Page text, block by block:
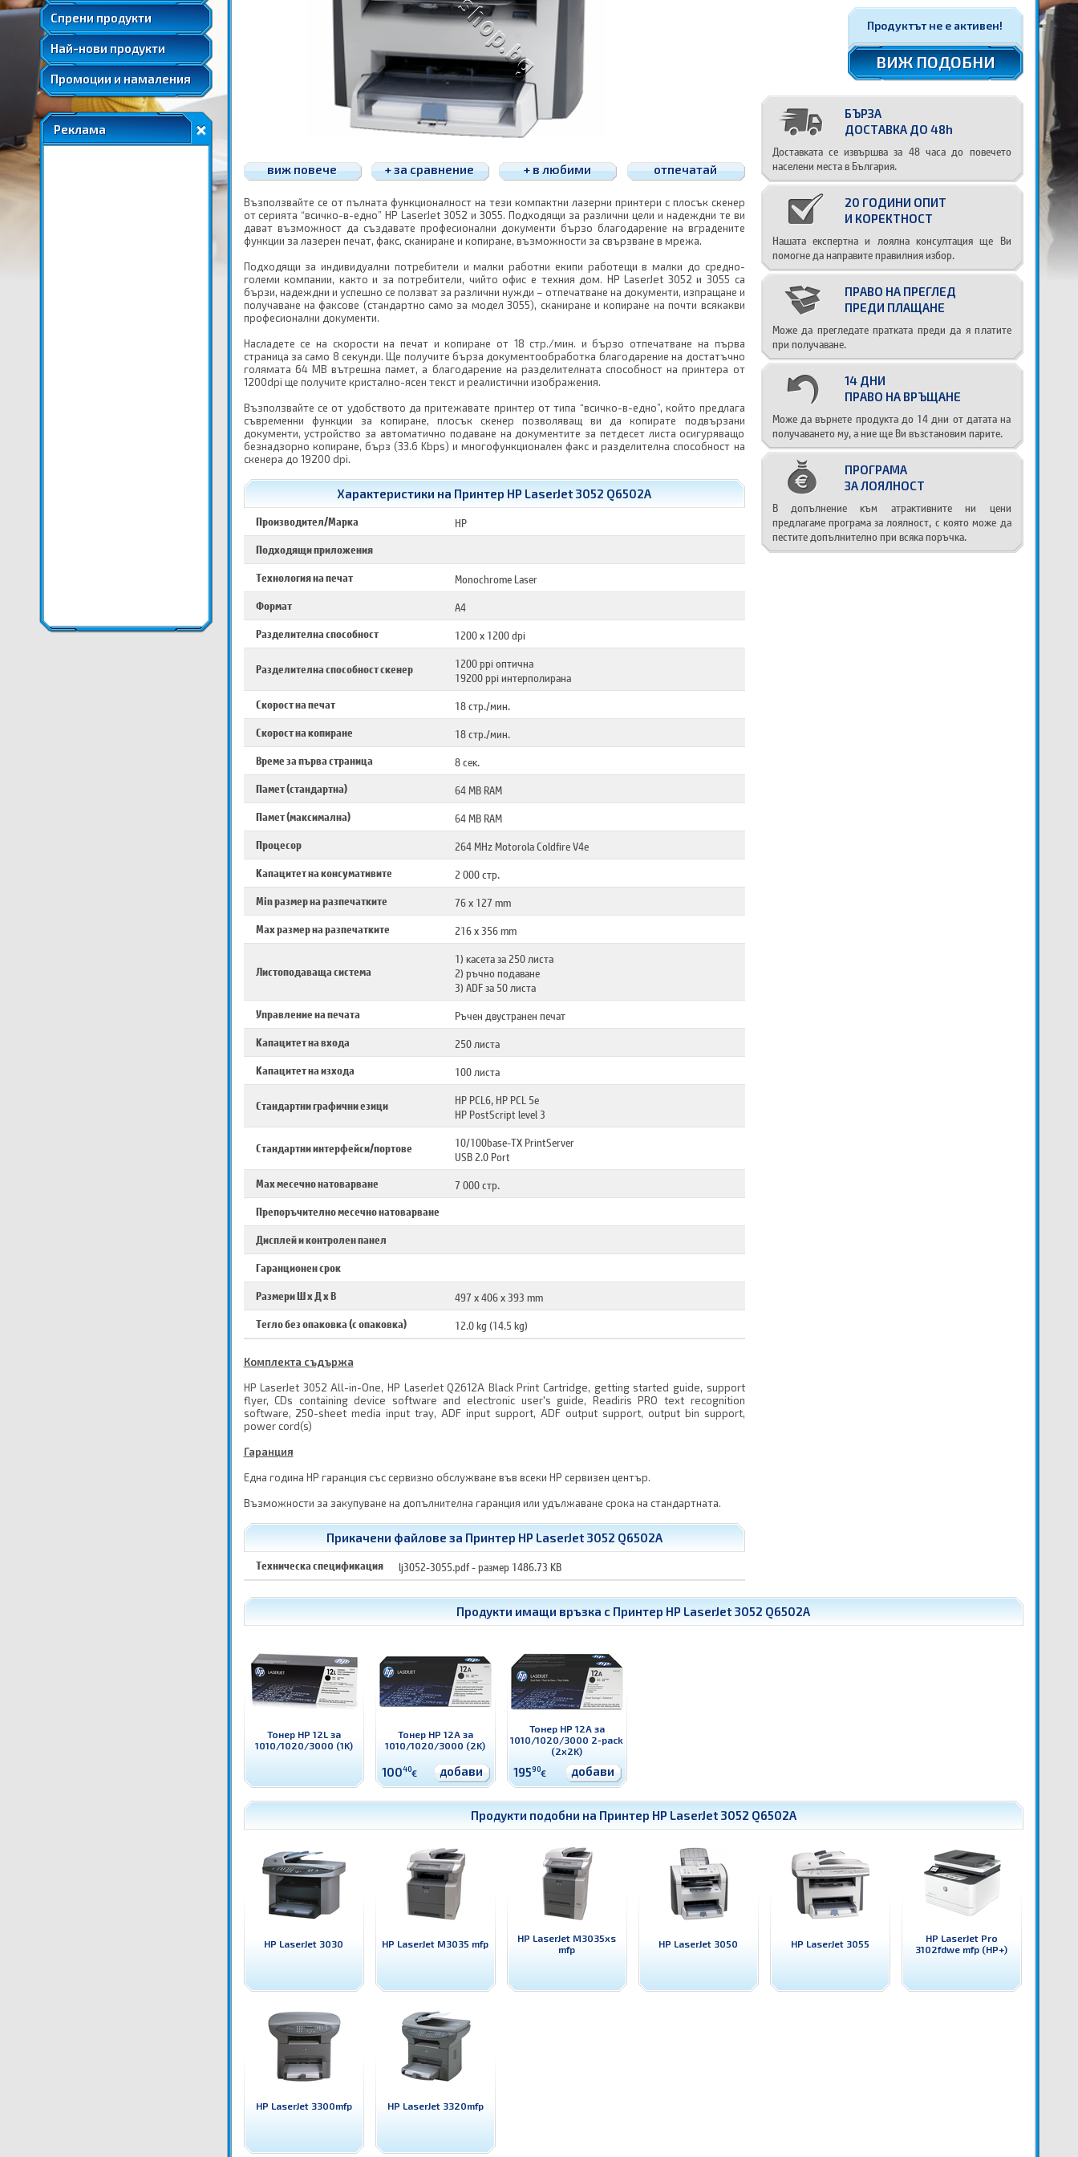
Спрени продукти
Удължени и допълнителни гаранции
Най-нови продукти
Промоции и намаления
Реклама
Продуктът не е активен!
ВИЖ ПОДОБНИ
БЪРЗА
ДОСТАВКА ДО 48h
Доставката се извършва за 48 часа до повечето
населени места в България.
20 ГОДИНИ ОПИТ
И КОРЕКТНОСТ
Нашата експертна и лоялна консултация ще Ви
помогне да направите правилния избор.
ПРАВО НА ПРЕГЛЕД
ПРЕДИ ПЛАЩАНЕ
Може да прегледате пратката преди да я платите
при получаване.
14 ДНИ
ПРАВО НА ВРЪЩАНЕ
Може да върнете продукта до 14 дни от датата на
получаването му, а ние ще Ви възстановим парите.
ПРОГРАМА
ЗА ЛОЯЛНОСТ
В допълнение към атрактивните ни цени
предлагаме програма за лоялност, с която може да
пестите допълнително при всяка поръчка.
виж повече + за сравнение + в любими отпечатай
Възползвайте се от пълната функционалност на тези компактни лазерни принтери с плосък скенер
от серията “всичко-в-едно” HP LaserJet 3052 и 3055. Подходящи за различни цели и надеждни те ви
дават възможност да създавате професионални документи бързо благодарение на вградените
функции за лазерен печат, факс, сканиране и копиране, възможности за свързване в мрежа.
Подходящи за индивидуални потребители и малки работни екипи работещи в малки до средно-
големи компании, както и за потребители, чийто офис е техния дом. HP LaserJet 3052 и 3055 са
бързи, надеждни и успешно се ползват за различни нужди – отпечатване на документи, изпращане и
получаване на факсове (стандартно само за модел 3055), сканиране и копиране на почти всякакви
професионални документи.
Насладете се на скорости на печат и копиране от 18 стр./мин. и бързо отпечатване на първа
страница за само 8 секунди. Ще получите бърза документообработка благодарение на достатъчно
голямата 64 МВ вътрешна памет, а благодарение на разделителната способност на принтера от
1200dpi ще получите кристално-ясен текст и реалистични изображения.
Възползвайте се от удобството да притежавате принтер от типа “всичко-в-едно”, който предлага
съвременни функции за копиране, плосък скенер позволяващ ви да копирате подвързани
документи, устройство за автоматично подаване на документите за петдесет листа осигуряващо
безнадзорно копиране, бърз (33.6 Kbps) и многофункционален факс и разделителна способност на
скенера до 19200 dpi.
Характеристики на Принтер HP LaserJet 3052 Q6502A
Производител/Марка
HP
Подходящи приложения
Технология на печат
Monochrome Laser
Формат
A4
Разделителна способност
1200 x 1200 dpi
Разделителна способност скенер
1200 ppi оптична
19200 ppi интерполирана
Скорост на печат
18 стр./мин.
Скорост на копиране
18 стр./мин.
Време за първа страница
8 сек.
Памет (стандартна)
64 MB RAM
Памет (максимална)
64 MB RAM
Процесор
264 MHz Motorola Coldfire V4e
Капацитет на консумативите
2 000 стр.
Min размер на разпечатките
76 x 127 mm
Max размер на разпечатките
216 x 356 mm
Листоподаваща система
1) касета за 250 листа
2) ръчно подаване
3) ADF за 50 листа
Управление на печата
Ръчен двустранен печат
Капацитет на входа
250 листа
Капацитет на изхода
100 листа
Стандартни графични езици
HP PCL6, HP PCL 5e
HP PostScript level 3
Стандартни интерфейси/портове
10/100base-TX PrintServer
USB 2.0 Port
Max месечно натоварване
7 000 стр.
Препоръчително месечно натоварване
Дисплей и контролен панел
Гаранционен срок
Размери Ш х Д х В
497 x 406 x 393 mm
Тегло без опаковка (с опаковка)
12.0 kg (14.5 kg)
Комплекта съдържа
HP LaserJet 3052 All-in-One, HP LaserJet Q2612A Black Print Cartridge, getting started guide, support
flyer, CDs containing device software and electronic user's guide, Readiris PRO text recognition
software, 250-sheet media input tray, ADF input support, ADF output support, output bin support,
power cord(s)
Гаранция
Една година HP гаранция със сервизно обслужване във всеки HP сервизен център.
Възможности за закупуване на допълнителна гаранция или удължаване срока на стандартната.
Прикачени файлове за Принтер HP LaserJet 3052 Q6502A
Техническа спецификация lj3052-3055.pdf- размер 1486.73 KB
Продукти имащи връзка с Принтер HP LaserJet 3052 Q6502A
Тонер HP 12L за
1010/1020/3000 (1K)
Тонер HP 12A за
1010/1020/3000 (2K)
10040€ добави
Тонер HP 12A за
1010/1020/3000 2-pack
(2x2K)
19590€ добави
Продукти подобни на Принтер HP LaserJet 3052 Q6502A
HP LaserJet 3030 HP LaserJet M3035 mfp
HP LaserJet M3035xs
mfp
HP LaserJet 3050 HP LaserJet 3055
HP LaserJet Pro
3102fdwe mfp (HP+)
HP LaserJet 3300mfp HP LaserJet 3320mfp